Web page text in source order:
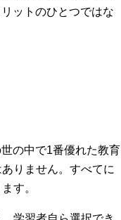
ットのひとつではな
の中で1番優れた教育
りません。すべてに
す。